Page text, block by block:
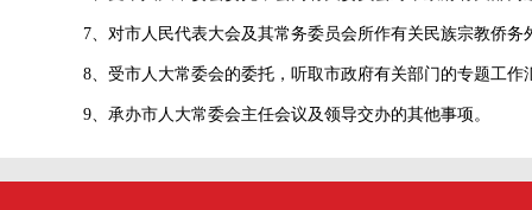
7、对市人民代表大会及其常务委员会所作有关民族宗教侨
8、受市人大常委会的委托，听取市政府有关部门的专题工作
9、承办市人大常委会主任会议及领导交办的其他事项。